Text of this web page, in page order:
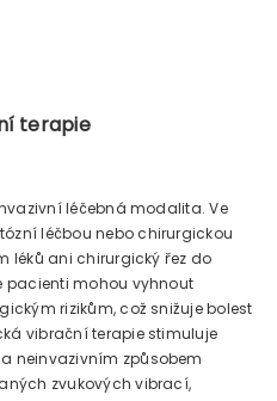
terapie
léčebná modalita. Ve
léčbou nebo chirurgickou
léků ani chirurgický řez do
pacienti mohou vyhnout
rizikům, což snižuje bolest
vibrační terapie stimuluje
neinvazivním způsobem
zvukových vibrací,